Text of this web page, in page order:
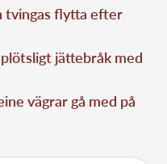
tvingas flytta efter
jättebråk med
vägrar gå med på